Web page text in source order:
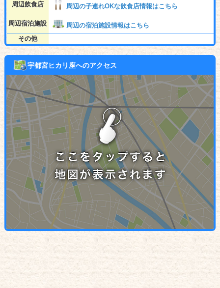
周辺飲食店 周辺の子連れOKな飲食店情報はこちら
周辺宿泊施設
周辺の宿泊施設情報はこちら
その他
宇都宮ヒカリ座へのアクセス